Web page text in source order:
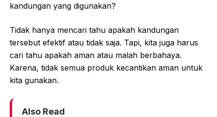
kandungan yang digunakan?
Tidak hanya mencari tahu apakah kandungan
tersebut efektif atau tidak saja. Tapi, kita juga harus
cari tahu apakah aman atau malah berbahaya.
Karena, tidak semua produk kecantikan aman untuk
kita gunakan.
Also Read